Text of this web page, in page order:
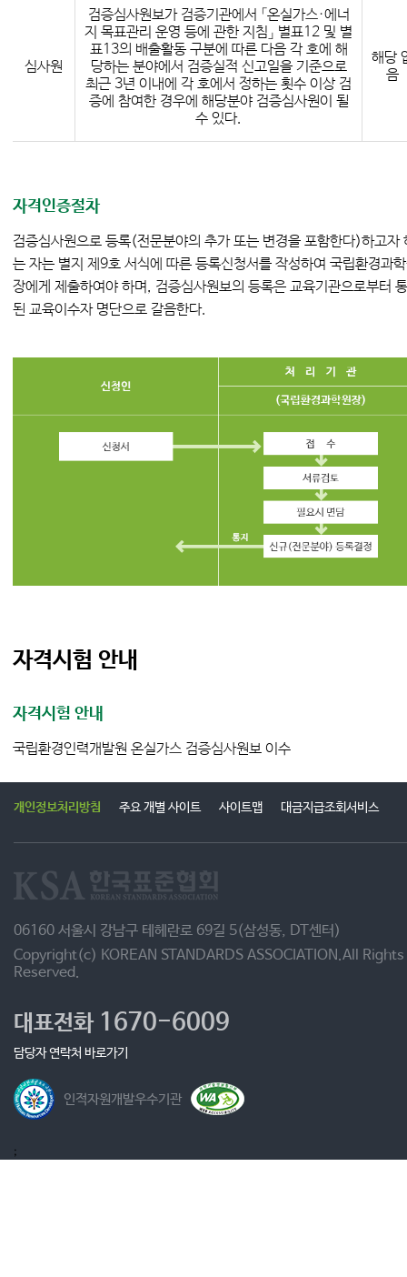
심사원
검증심사원보가 검증기관에서 「온실가스·에너
지 목표관리 운영 등에 관한 지침」 별표12 및 별
표13의 배출활동 구분에 따른 다음 각 호에 해
당하는 분야에서 검증실적 신고일을 기준으로
최근 3년 이내에 각 호에서 정하는 횟수 이상 검
증에 참여한 경우에 해당분야 검증심사원이 될
수 있다.
해당
음
자격인증절차
검증심사원으로 등록(전문분야의 추가 또는 변경을 포함한다)하고자
는 자는 별지 제9호 서식에 따른 등록신청서를 작성하여 국립환경과
장에게 제출하여야 하며, 검증심사원보의 등록은 교육기관으로부터
된 교육이수자 명단으로 갈음한다.
자격시험 안내
자격시험 안내
국립환경인력개발원 온실가스 검증심사원보 이수
개인정보처리방침 주요 개별 사이트 사이트맵 대금지급조회서비스
06160 서울시 강남구 테헤란로 69길 5(삼성동, DT센터)
Copyright(c) KOREAN STANDARDS ASSOCIATION.All Rights
Reserved.
대표전화1670-6009
담당자 연락처 바로가기
인적자원개발우수기관
;